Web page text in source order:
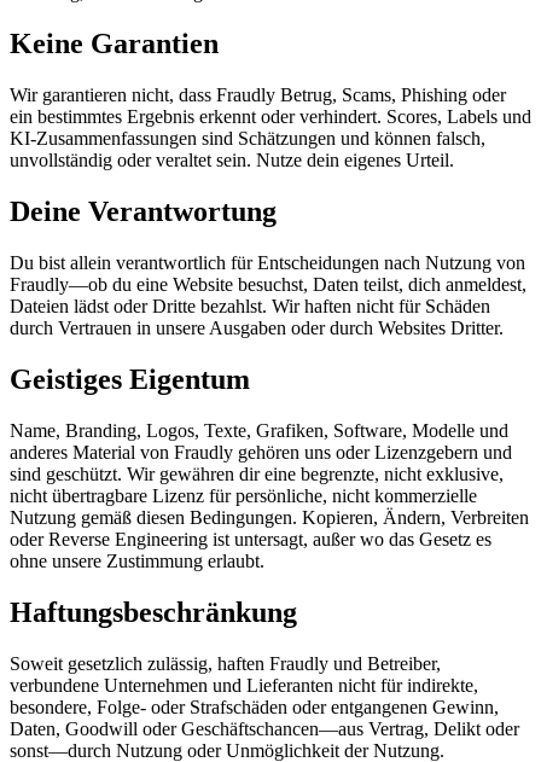
Keine Garantien
Wir garantieren nicht, dass Fraudly Betrug, Scams, Phishing oder
ein bestimmtes Ergebnis erkennt oder verhindert. Scores, Labels und
KI-Zusammenfassungen sind Schätzungen und können falsch,
unvollständig oder veraltet sein. Nutze dein eigenes Urteil.
Deine Verantwortung
Du bist allein verantwortlich für Entscheidungen nach Nutzung von
Fraudly—ob du eine Website besuchst, Daten teilst, dich anmeldest,
Dateien lädst oder Dritte bezahlst. Wir haften nicht für Schäden
durch Vertrauen in unsere Ausgaben oder durch Websites Dritter.
Geistiges Eigentum
Name, Branding, Logos, Texte, Grafiken, Software, Modelle und
anderes Material von Fraudly gehören uns oder Lizenzgebern und
sind geschützt. Wir gewähren dir eine begrenzte, nicht exklusive,
nicht übertragbare Lizenz für persönliche, nicht kommerzielle
Nutzung gemäß diesen Bedingungen. Kopieren, Ändern, Verbreiten
oder Reverse Engineering ist untersagt, außer wo das Gesetz es
ohne unsere Zustimmung erlaubt.
Haftungsbeschränkung
Soweit gesetzlich zulässig, haften Fraudly und Betreiber,
verbundene Unternehmen und Lieferanten nicht für indirekte,
besondere, Folge- oder Strafschäden oder entgangenen Gewinn,
Daten, Goodwill oder Geschäftschancen—aus Vertrag, Delikt oder
sonst—durch Nutzung oder Unmöglichkeit der Nutzung.